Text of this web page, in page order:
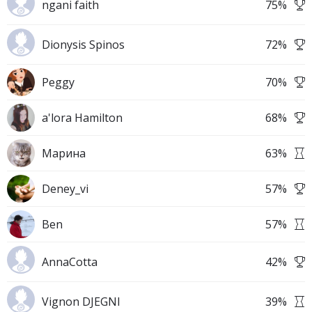
ngani faith 75%
Dionysis Spinos 72%
Peggy 70%
a'lora Hamilton 68%
Марина 63%
Deney_vi 57%
Ben 57%
AnnaCotta 42%
Vignon DJEGNI 39%